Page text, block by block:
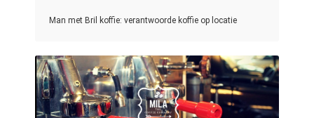
Man met Bril koffie: verantwoorde koffie op locatie